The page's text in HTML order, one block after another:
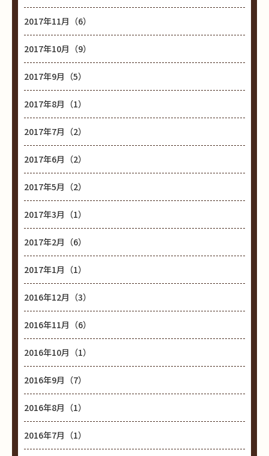
2017年11月（6）
2017年10月（9）
2017年9月（5）
2017年8月（1）
2017年7月（2）
2017年6月（2）
2017年5月（2）
2017年3月（1）
2017年2月（6）
2017年1月（1）
2016年12月（3）
2016年11月（6）
2016年10月（1）
2016年9月（7）
2016年8月（1）
2016年7月（1）